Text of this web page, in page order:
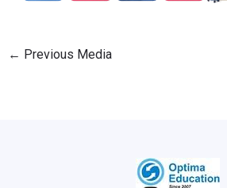
← Previous Media